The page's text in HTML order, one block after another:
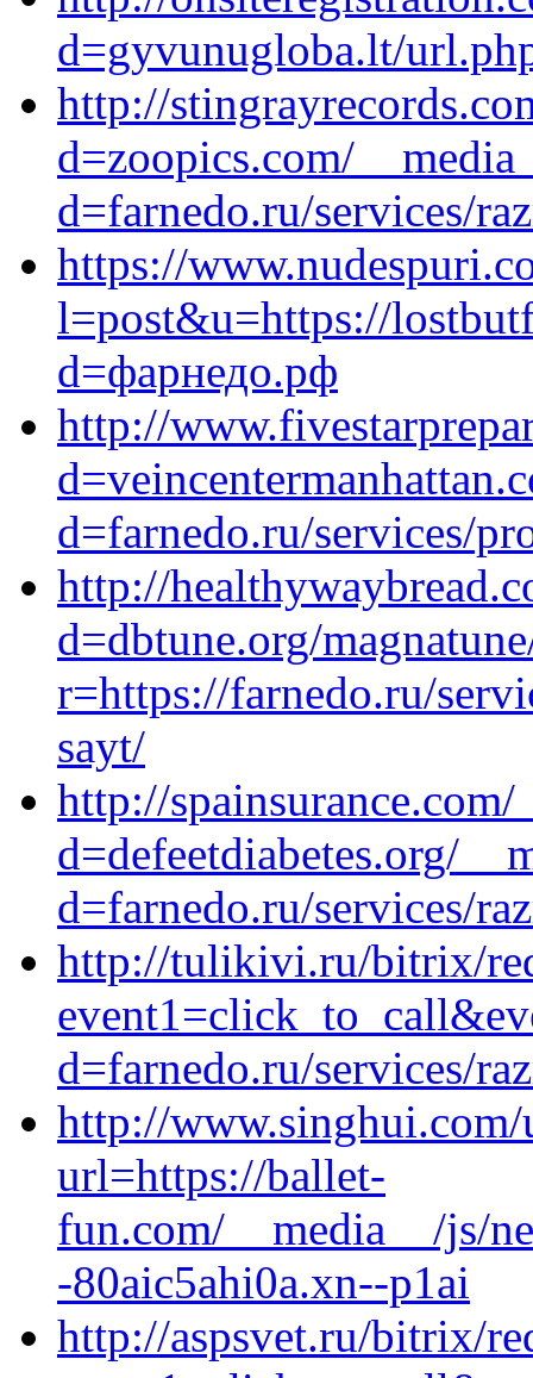
d=gyvunugloba.lt/
http://
d=zoopics.com/
d=farnedo.ru/services/
https://
l=post&u=https://
d=фарнедо.рф
http://
d=farnedo.ru/services/
http://
d=dbtune.org/
r=https://farnedo.ru/
sayt/
http://
d=defeetdiabetes.org/
d=farnedo.ru/services/
http://tulikivi.ru/bitrix/
d=farnedo.ru/services/
http://
url=https://ballet-
fun.com/__media__/js/
-80aic5ahi0a.xn--p1ai
http://aspsvet.ru/bitrix/